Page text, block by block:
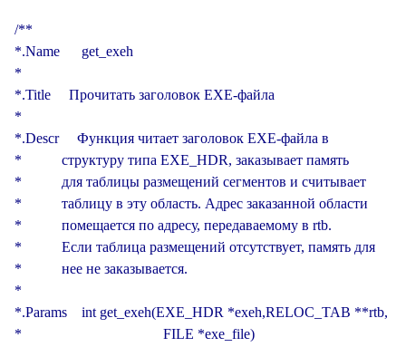
/**
*.Name      get_exeh
*
*.Title     Прочитать заголовок EXE-файла
*
*.Descr     Функция читает заголовок EXE-файла в
*           структуру типа EXE_HDR, заказывает память
*           для таблицы размещений сегментов и считывает
*           таблицу в эту область. Адрес заказанной области
*           помещается по адресу, передаваемому в rtb.
*           Если таблица размещений отсутствует, память для
*           нее не заказывается.
*
*.Params    int get_exeh(EXE_HDR *exeh,RELOC_TAB **rtb,
*                                       FILE *exe_file)